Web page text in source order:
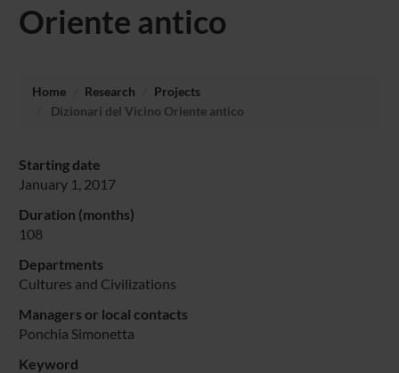
Oriente antico
Home Research
Projects
Dizionari del Vicino Oriente antico
Starting date
January 1, 2017
Duration (months)
108
Departments
Cultures and Civilizations
Managers or local contacts
Ponchia Simonetta
Keyword